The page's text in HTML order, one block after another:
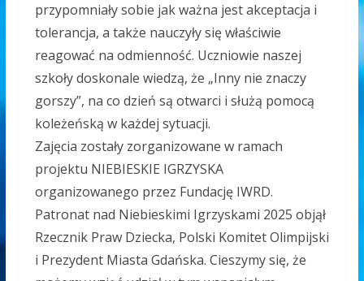
przypomniały sobie jak ważna jest akceptacja i
tolerancja, a także nauczyły się właściwie
reagować na odmienność. Uczniowie naszej
szkoły doskonale wiedzą, że „Inny nie znaczy
gorszy”, na co dzień są otwarci i służą pomocą
koleżeńską w każdej sytuacji.
Zajęcia zostały zorganizowane w ramach
projektu NIEBIESKIE IGRZYSKA
organizowanego przez Fundację IWRD.
Patronat nad Niebieskimi Igrzyskami 2025 objął
Rzecznik Praw Dziecka, Polski Komitet Olimpijski
i Prezydent Miasta Gdańska. Cieszymy się, że